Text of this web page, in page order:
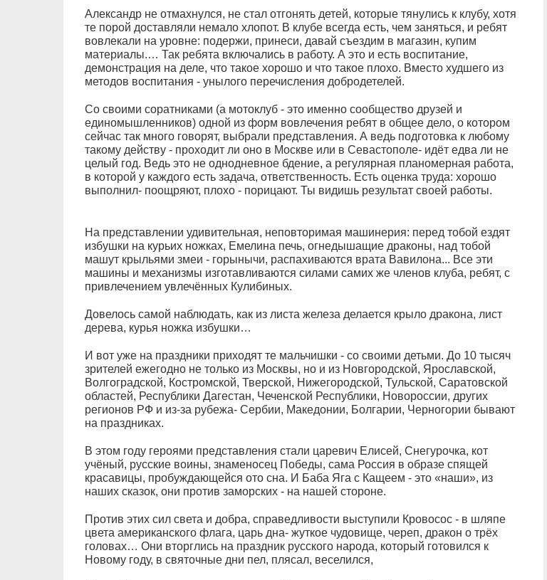
Александр не отмахнулся, не стал отгонять детей, которые тянулись к клубу, хотя
те порой доставляли немало хлопот. В клубе всегда есть, чем заняться, и ребят
вовлекали на уровне: подержи, принеси, давай съездим в магазин, купим
материалы.… Так ребята включались в работу. А это и есть воспитание,
демонстрация на деле, что такое хорошо и что такое плохо. Вместо худшего из
методов воспитания - унылого перечисления добродетелей.
Со своими соратниками (а мотоклуб - это именно сообщество друзей и
единомышленников) одной из форм вовлечения ребят в общее дело, о котором
сейчас так много говорят, выбрали представления. А ведь подготовка к любому
такому действу - проходит ли оно в Москве или в Севастополе- идёт едва ли не
целый год. Ведь это не однодневное бдение, а регулярная планомерная работа,
в которой у каждого есть задача, ответственность. Есть оценка труда: хорошо
выполнил- поощряют, плохо - порицают. Ты видишь результат своей работы.
На представлении удивительная, неповторимая машинерия: перед тобой ездят
избушки на курьих ножках, Емелина печь, огнедышащие драконы, над тобой
машут крыльями змеи - горынычи, распахиваются врата Вавилона... Все эти
машины и механизмы изготавливаются силами самих же членов клуба, ребят, с
привлечением увлечённых Кулибиных.
Довелось самой наблюдать, как из листа железа делается крыло дракона, лист
дерева, курья ножка избушки…
И вот уже на праздники приходят те мальчишки - со своими детьми. До 10 тысяч
зрителей ежегодно не только из Москвы, но и из Новгородской, Ярославской,
Волгоградской, Костромской, Тверской, Нижегородской, Тульской, Саратовской
областей, Республики Дагестан, Чеченской Республики, Новороссии, других
регионов РФ и из-за рубежа- Сербии, Македонии, Болгарии, Черногории бывают
на праздниках.
В этом году героями представления стали царевич Елисей, Снегурочка, кот
учёный, русские воины, знаменосец Победы, сама Россия в образе спящей
красавицы, пробуждающейся ото сна. И Баба Яга с Кащеем - это «наши», из
наших сказок, они против заморских - на нашей стороне.
Против этих сил света и добра, справедливости выступили Кровосос - в шляпе
цвета американского флага, царь дна- жуткое чудовище, череп, дракон о трёх
головах… Они вторглись на праздник русского народа, который готовился к
Новому году, в святочные дни пел, плясал, веселился,